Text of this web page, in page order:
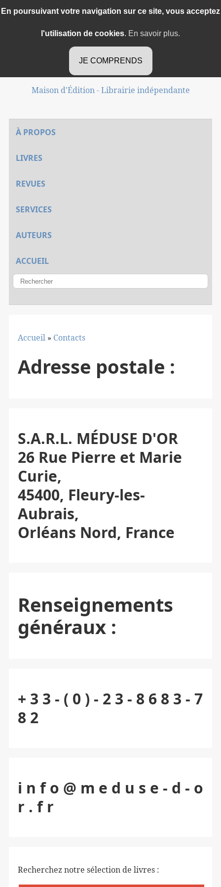
En poursuivant votre navigation sur ce site, vous acceptez
l'utilisation de cookies. En savoir plus.
JE COMPRENDS
Méduse d'Or
Maison d'Édition - Librairie indépendante
À PROPOS
LIVRES
REVUES
SERVICES
AUTEURS
ACCUEIL
Accueil » Contacts
Adresse postale :
S.A.R.L. MÉDUSE D'OR
26 Rue Pierre et Marie
Curie,
45400, Fleury-les-
Aubrais,
Orléans Nord, France
Renseignements
généraux :
+ 3 3 - ( 0 ) - 2 3 - 8 6 8 3 - 7
8 2
i n f o @ m e d u s e - d - o
r . f r
Recherchez notre sélection de livres :